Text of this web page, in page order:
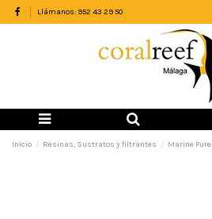
Llámanos: 952 43 29 50
Inicio Resinas, Sustratos y filtrantes Marine Pure